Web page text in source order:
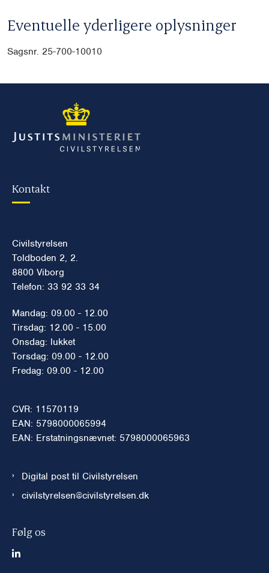
Eventuelle yderligere oplysninger
Sagsnr. 25-700-10010
Kontakt
Civilstyrelsen
Toldboden 2, 2.
8800 Viborg
Telefon: 33 92 33 34
Mandag: 09.00 - 12.00
Tirsdag: 12.00 - 15.00
Onsdag: lukket
Torsdag: 09.00 - 12.00
Fredag: 09.00 - 12.00
CVR: 11570119
EAN: 5798000065994
EAN: Erstatningsnævnet: 5798000065963
Digital post til Civilstyrelsen
civilstyrelsen@civilstyrelsen.dk
Følg os